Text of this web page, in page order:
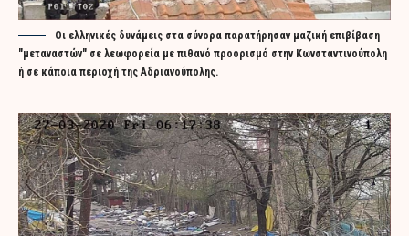
Οι ελληνικές δυνάμεις στα σύνορα παρατήρησαν μαζική επιβίβαση
"μεταναστών" σε λεωφορεία με πιθανό προορισμό στην Κωνσταντινούπολη
ή σε κάποια περιοχή της Αδριανούπολης.